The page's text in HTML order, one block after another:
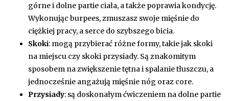
górne i dolne partie ciała, a także poprawia kondycję.
Wykonując burpees, zmuszasz swoje mięśnie do
ciężkiej pracy, a serce do szybszego bicia.
Skoki: mogą przybierać różne formy, takie jak skoki
na miejscu czy skoki przysiady. Są znakomitym
sposobem na zwiększenie tętna i spalanie tłuszczu, a
jednocześnie angażują mięśnie nóg oraz core.
Przysiady: są doskonałym ćwiczeniem na dolne partie